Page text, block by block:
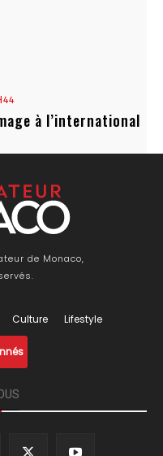
à l’international
de Monaco,
Culture Lifestyle